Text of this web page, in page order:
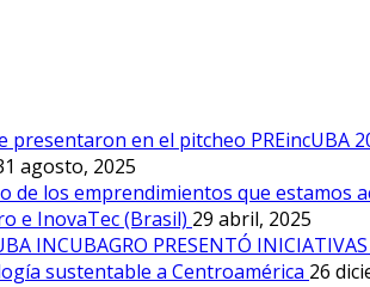
en el pitcheo PREincUBA
agosto, 2025
los emprendimientos que estamos
e InovaTec (Brasil) 29 abril, 2025
INCUBAGRO PRESENTÓ
sustentable a Centroamérica 26